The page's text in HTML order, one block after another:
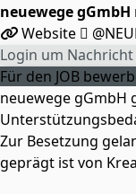
neuewege gGmbH
Website
Login um
Für den JOB
neuewege
Zur Besetzung
geprägt ist von